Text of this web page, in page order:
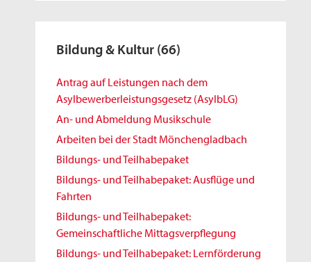
Bildung & Kultur (66)
Antrag auf Leistungen nach dem
Asylbewerberleistungsgesetz (AsylbLG)
An- und Abmeldung Musikschule
Arbeiten bei der Stadt Mönchengladbach
Bildungs- und Teilhabepaket
Bildungs- und Teilhabepaket: Ausflüge und
Fahrten
Bildungs- und Teilhabepaket:
Gemeinschaftliche Mittagsverpflegung
Bildungs- und Teilhabepaket: Lernförderung